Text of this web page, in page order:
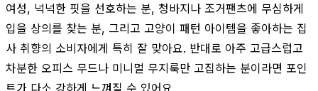
여성, 넉넉한 핏을 선호하는 분, 청바지나 조거팬츠에 무심하게
입을 상의를 찾는 분, 그리고 고양이 패턴 아이템을 좋아하는 집
사 취향의 소비자에게 특히 잘 맞아요. 반대로 아주 고급스럽고
차분한 오피스 무드나 미니멀 무지룩만 고집하는 분이라면 포인
트가 다소 강하게 느껴질 수 있어요.